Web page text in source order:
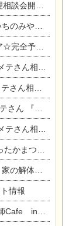
ークビレッジ
きのバラ販売】
全予約制
を建てたい人！』
人！』完全予約制
感見学会』
てる際の注意点』
ォームまつり
でも相談会
情報
東陽住建